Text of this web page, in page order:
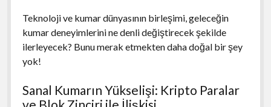
Teknoloji ve kumar dünyasının birleşimi, geleceğin
kumar deneyimlerini ne denli değiştirecek şekilde
ilerleyecek? Bunu merak etmekten daha doğal bir şey
yok!
Sanal Kumarın Yükselişi: Kripto Paralar